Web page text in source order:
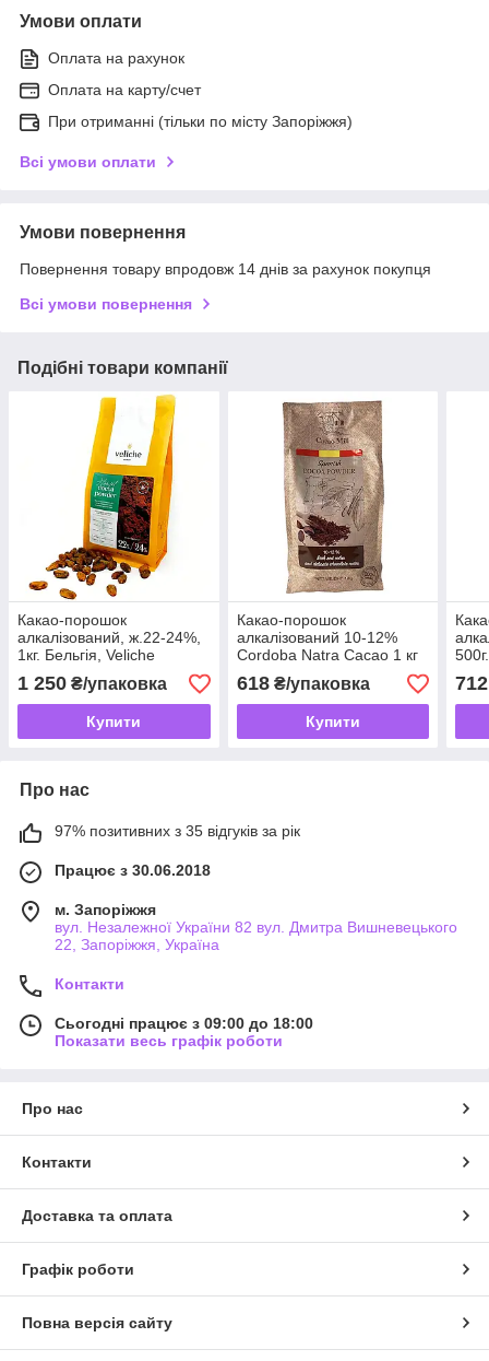
Умови оплати
Оплата на рахунок
Оплата на карту/счет
При отриманні (тільки по місту Запоріжжя)
Всі умови оплати
Умови повернення
Повернення товару впродовж 14 днів за рахунок покупця
Всі умови повернення
Подібні товари компанії
Какао-порошок
алкалізований, ж.22-24%,
1кг. Бельгія, Veliche
1 250 ₴/упаковка
Купити
Какао-порошок
алкалізований 10-12%
Cordoba Natra Cacao 1 кг
618₴/упаковка
Купити
712
Про нас
97% позитивних з 35 відгуків за рік
Працює з 30.06.2018
м. Запоріжжя
вул. Незалежної України 82 вул. Дмитра Вишневецького
22, Запоріжжя, Україна
Контакти
Сьогодні працює з 09:00 до 18:00
Показати весь графік роботи
Про нас
Контакти
Доставка та оплата
Графік роботи
Повна версія сайту